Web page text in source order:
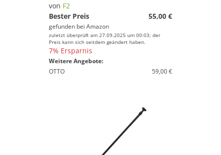
von F2
Bester Preis
55,00 €
gefunden bei Amazon
zuletzt überprüft am 27.09.2025 um 00:03; der
Preis kann sich seitdem geändert haben.
7% Ersparnis
Weitere Angebote:
OTTO
59,00 €